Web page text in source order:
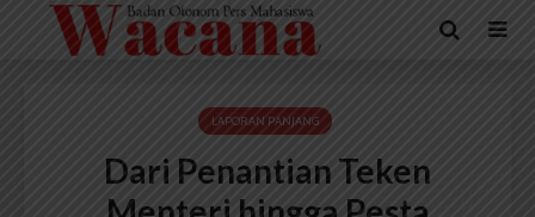
LAPORAN PANJANG
Dari Penantian Teken